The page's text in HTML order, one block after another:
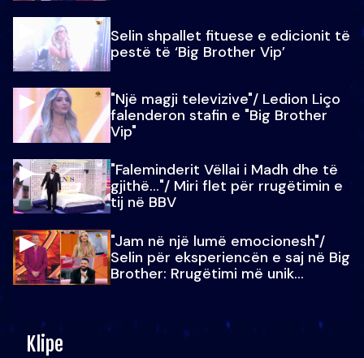
Selin shpallet fituese e edicionit të
pestë të ‘Big Brother Vip’
"Një magji televizive"/ Ledion Liço
falenderon stafin e "Big Brother
Vip"
"Faleminderit Vëllai i Madh dhe të
gjithë…"/ Miri flet për rrugëtimin e
tij në BBV
"Jam në një lumë emocionesh"/
Selin për eksperiencën e saj në Big
Brother: Rrugëtimi më unik…
Klipe